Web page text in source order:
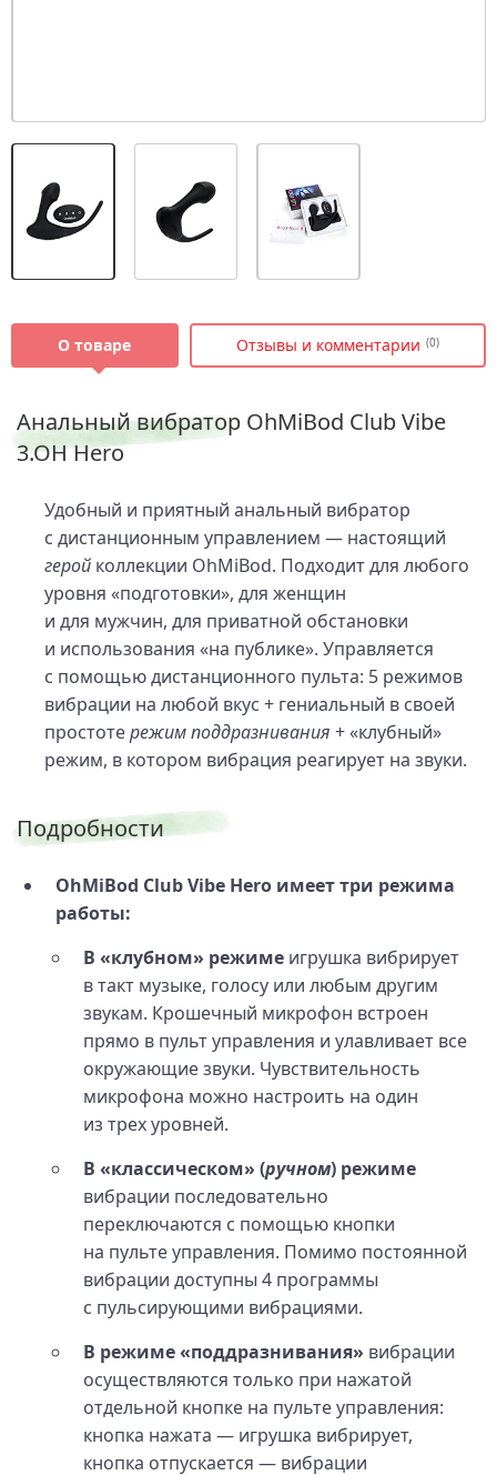
О товаре Отзывы и комментарии (0)
Анальный вибратор OhMiBod Club Vibe
3.OH Hero
Удобный и приятный анальный вибратор
с дистанционным управлением — настоящий
герой коллекции OhMiBod. Подходит для любого
уровня «подготовки», для женщин
и для мужчин, для приватной обстановки
и использования «на публике». Управляется
с помощью дистанционного пульта: 5 режимов
вибрации на любой вкус + гениальный в своей
простотережим поддразнивания + «клубный»
режим, в котором вибрация реагирует на звуки.
Подробности
OhMiBod Club Vibe Hero имеет три режима
работы:
В «клубном» режиме игрушка вибрирует
в такт музыке, голосу или любым другим
звукам. Крошечный микрофон встроен
прямо в пульт управления и улавливает все
окружающие звуки. Чувствительность
микрофона можно настроить на один
из трех уровней.
В «классическом» (ручном) режиме
вибрации последовательно
переключаются с помощью кнопки
на пульте управления. Помимо постоянной
вибрации доступны 4 программы
с пульсирующими вибрациями.
В режиме «поддразнивания» вибрации
осуществляются только при нажатой
отдельной кнопке на пульте управления:
кнопка нажата — игрушка вибрирует,
кнопка отпускается — вибрации